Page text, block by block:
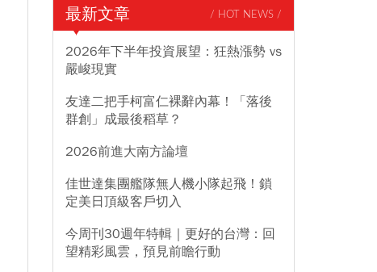
最新文章 / HOT NEWS /
2026年下半年投資展望：狂熱漲勢 vs
嚴峻現實
友達二把手柯富仁裸辭內幕！「落後
群創」成最後稻草？
2026前進大南方論壇
佳世達集團艦隊無人機小隊起飛！鎖
定美日頂級客戶切入
今周刊30週年特輯｜更好的台灣：回
望精彩風雲，預見前瞻行動